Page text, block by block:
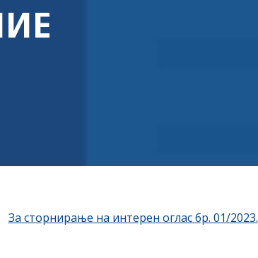
За сторнирање на интерен оглас бр. 01/2023.